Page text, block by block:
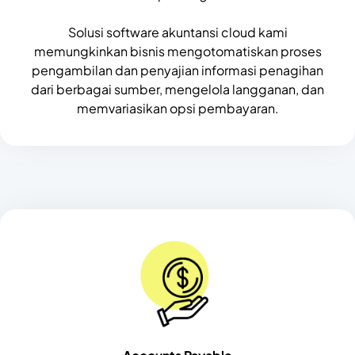
Solusi software akuntansi cloud kami
memungkinkan bisnis mengotomatiskan proses
pengambilan dan penyajian informasi penagihan
dari berbagai sumber, mengelola langganan, dan
memvariasikan opsi pembayaran.